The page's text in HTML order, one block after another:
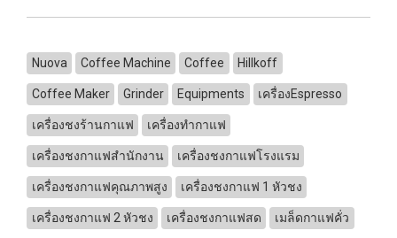
Nuova Coffee Machine Coffee Hillkoff
Coffee Maker Grinder Equipments เครื่องEspresso
เครื่องชงร้านกาแฟ เครื่องทำกาแฟ
เครื่องชงกาแฟสำนักงาน เครื่องชงกาแฟโรงแรม
เครื่องชงกาแฟคุณภาพสูง เครื่องชงกาแฟ 1 หัวชง
เครื่องชงกาแฟ 2 หัวชง เครื่องชงกาแฟสด เมล็ดกาแฟคั่ว